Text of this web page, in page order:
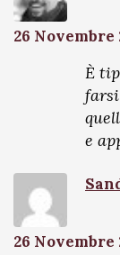
26 Novembre
È
e
26 Novembre